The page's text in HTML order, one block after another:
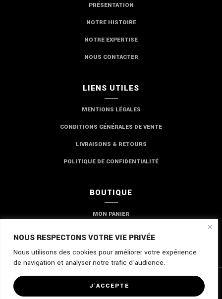
NOUS RESPECTONS VOTRE VIE PRIVÉE
Nous utilisons des cookies pour améliorer votre expérience
de navigation et analyser notre trafic d'audience.
J'ACCEPTE
PRÉSENTATION
NOTRE HISTOIRE
NOTRE EXPERTISE
NOUS CONTACTER
LIENS UTILES
MENTIONS LÉGALES
CONDITIONS GÉNÉRALES DE VENTE
LIVRAISONS & RETOURS
POLITIQUE DE CONFIDENTIALITÉ
BOUTIQUE
MON PANIER
©2024 - Tous droits réservés à
Site réalisé par :CABINET EXPERT PLUS